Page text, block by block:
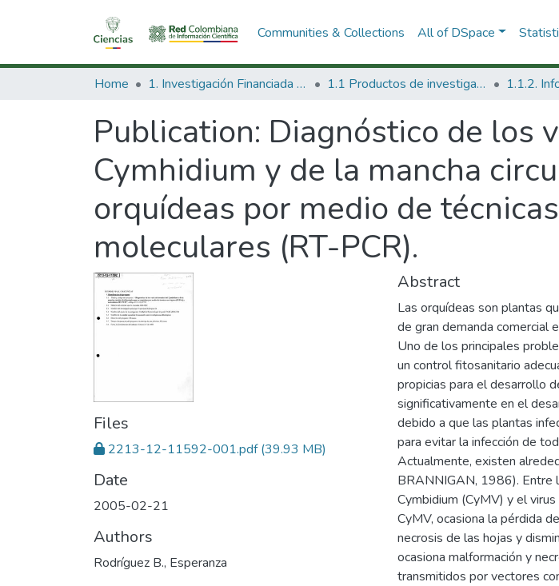
Communities & Collections All of DSpace
Home 1. Investigación Financiada con Recursos Públicos 1.1 Productos de investigación 1.1.2.
Publication: Diagnóstico de los
Cymhidium y de la mancha
orquídeas por medio de
moleculares (RT-PCR).
Files
2213-12-11592-001.pdf(39.93 MB)
Date
2005-02-21
Authors
Rodríguez B., Esperanza
Abstract
Las orquídeas son plantas
de gran demanda comercial
Uno de los principales
un control fitosanitario
propicias para el desarrollo
significativamente en el
debido a que las plantas
para evitar la infección de
Actualmente, existen
BRANNIGAN, 1986). Entre
Cymbidium (CyMV) y el
CyMV, ocasiona la pérdida
necrosis de las hojas y
ocasiona malformación y
transmitidos por vectores